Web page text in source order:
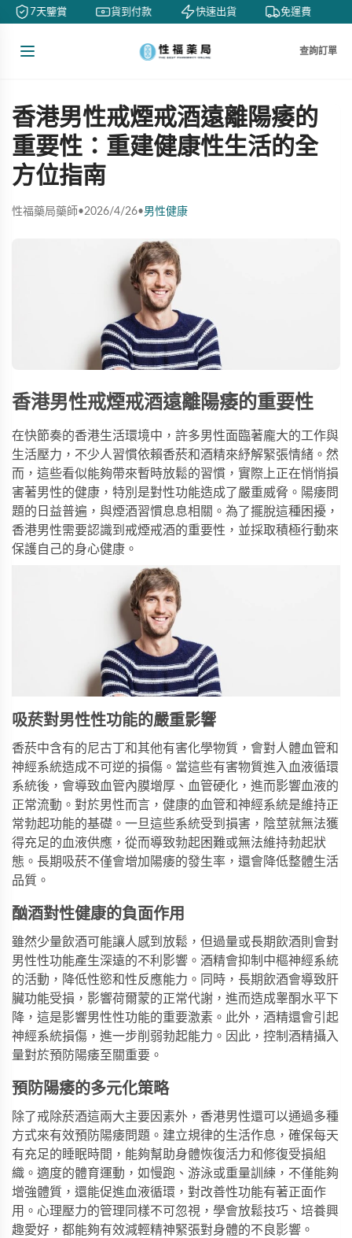
7天鑒賞 貨到付款 快速出貨 免運費
查詢訂單
香港男性戒煙戒酒遠離陽痿的
重要性：重建健康性生活的全
方位指南
性福藥局藥師•2026/4/26•男性健康
香港男性戒煙戒酒遠離陽痿的重要性
在快節奏的香港生活環境中，許多男性面臨著龐大的工作與
生活壓力，不少人習慣依賴香菸和酒精來紓解緊張情緒。然
而，這些看似能夠帶來暫時放鬆的習慣，實際上正在悄悄損
害著男性的健康，特別是對性功能造成了嚴重威脅。陽痿問
題的日益普遍，與煙酒習慣息息相關。為了擺脫這種困擾，
香港男性需要認識到戒煙戒酒的重要性，並採取積極行動來
保護自己的身心健康。
吸菸對男性性功能的嚴重影響
香菸中含有的尼古丁和其他有害化學物質，會對人體血管和
神經系統造成不可逆的損傷。當這些有害物質進入血液循環
系統後，會導致血管內膜增厚、血管硬化，進而影響血液的
正常流動。對於男性而言，健康的血管和神經系統是維持正
常勃起功能的基礎。一旦這些系統受到損害，陰莖就無法獲
得充足的血液供應，從而導致勃起困難或無法維持勃起狀
態。長期吸菸不僅會增加陽痿的發生率，還會降低整體生活
品質。
酗酒對性健康的負面作用
雖然少量飲酒可能讓人感到放鬆，但過量或長期飲酒則會對
男性性功能產生深遠的不利影響。酒精會抑制中樞神經系統
的活動，降低性慾和性反應能力。同時，長期飲酒會導致肝
臟功能受損，影響荷爾蒙的正常代謝，進而造成睾酮水平下
降，這是影響男性性功能的重要激素。此外，酒精還會引起
神經系統損傷，進一步削弱勃起能力。因此，控制酒精攝入
量對於預防陽痿至關重要。
預防陽痿的多元化策略
除了戒除菸酒這兩大主要因素外，香港男性還可以通過多種
方式來有效預防陽痿問題。建立規律的生活作息，確保每天
有充足的睡眠時間，能夠幫助身體恢復活力和修復受損組
織。適度的體育運動，如慢跑、游泳或重量訓練，不僅能夠
增強體質，還能促進血液循環，對改善性功能有著正面作
用。心理壓力的管理同樣不可忽視，學會放鬆技巧、培養興
趣愛好，都能夠有效減輕精神緊張對身體的不良影響。